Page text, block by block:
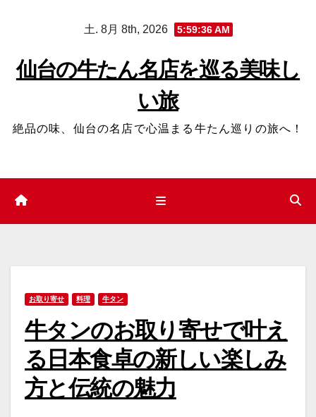
ッ
土. 8月 8th, 2026 5:59:37 AM
仙台の牛たん名店を巡る美味し
い旅
絶品の味、仙台の名店で心温まる牛たん巡りの旅へ！
お取り寄せ 料理 牛タン
牛タンのお取り寄せで叶え
る日本食卓の新しい楽しみ
方と伝統の魅力